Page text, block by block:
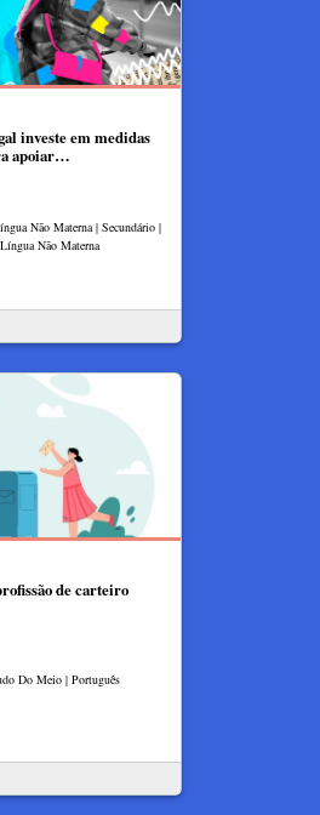
investe em medidas
apoiar…
Não Materna | Secundário |
Não Materna
de carteiro
Do Meio | Português